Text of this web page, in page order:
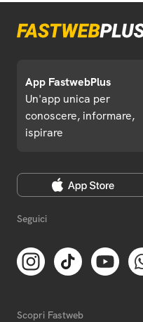
App FastwebPlus
Un'app unica per
conoscere, informare,
ispirare
Seguici
Scopri Fastweb